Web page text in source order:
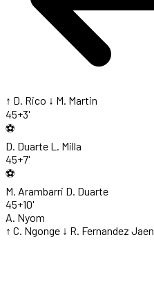
↑ D. Rico ↓ M. Martin
45+3'
⚽
D. Duarte L. Milla
45+7'
⚽
M. Arambarri D. Duarte
45+10'
A. Nyom
↑ C. Ngonge ↓ R. Fernandez Jaen